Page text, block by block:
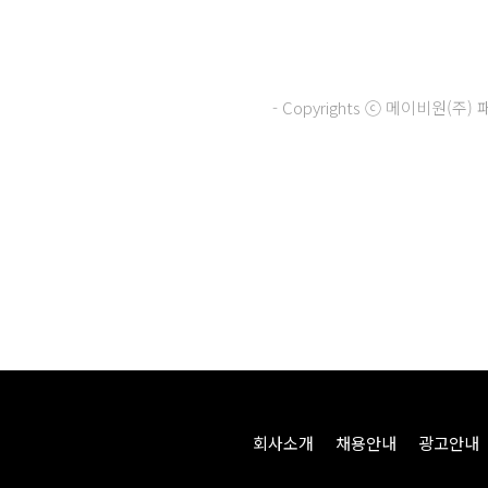
- Copyrights ⓒ 메이비원(주)
회사소개 채용안내 광고안내